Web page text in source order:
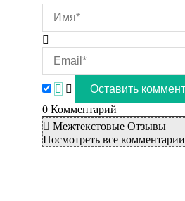
0 Комментарий
Межтекстовые Отзывы
Посмотреть все комментарии